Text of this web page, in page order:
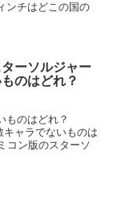
ンチはどこの国の
ーソルジャー
のはどれ？
ものはどれ？
ャラでないものは
コン版のスターソ